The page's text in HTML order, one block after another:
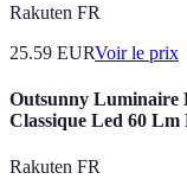
Rakuten FR
25.59 EURVoir le prix
Outsunny Luminaire
Classique Led 60
Rakuten FR